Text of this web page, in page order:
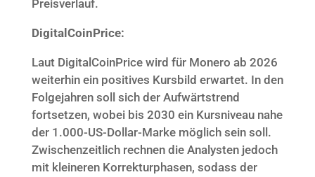
Preisverlauf.
DigitalCoinPrice:
Laut DigitalCoinPrice wird für Monero ab 2026
weiterhin ein positives Kursbild erwartet. In den
Folgejahren soll sich der Aufwärtstrend
fortsetzen, wobei bis 2030 ein Kursniveau nahe
der 1.000-US-Dollar-Marke möglich sein soll.
Zwischenzeitlich rechnen die Analysten jedoch
mit kleineren Korrekturphasen, sodass der